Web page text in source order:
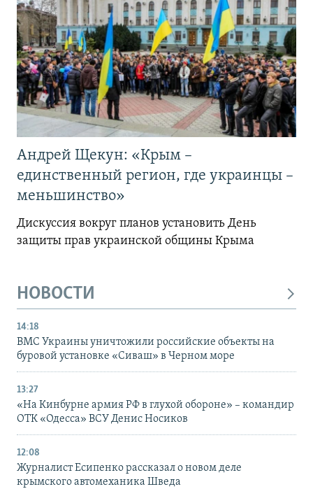
Андрей Щекун: «Крым –
единственный регион, где украинцы –
меньшинство»
Дискуссия вокруг планов установить День
защиты прав украинской общины Крыма
НОВОСТИ
14:18
ВМС Украины уничтожили российские объекты на
буровой установке «Сиваш» в Черном море
13:27
«На Кинбурне армия РФ в глухой обороне» – командир
ОТК «Одесса» ВСУ Денис Носиков
12:08
Журналист Есипенко рассказал о новом деле
крымского автомеханика Шведа